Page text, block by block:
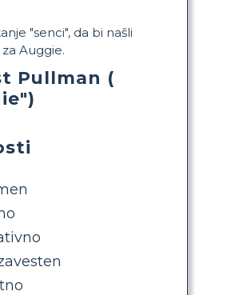
"senci", da bi našli
Auggie.
Pullman (